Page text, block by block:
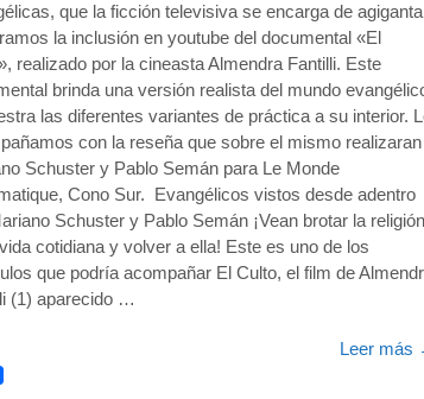
que la ficción televisiva se encarga de
la inclusión en youtube del documental «El
realizado por la cineasta Almendra Fantilli. Este
brinda una versión realista del mundo
las diferentes variantes de práctica a su interior.
con la reseña que sobre el mismo realizaran
Schuster y Pablo Semán para Le Monde
Cono Sur. Evangélicos vistos desde adentro
Schuster y Pablo Semán ¡Vean brotar la religión
cotidiana y volver a ella! Este es uno de los
que podría acompañar El Culto, el film de
(1) aparecido …
Leer más